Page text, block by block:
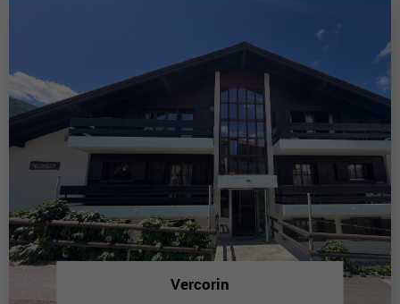
Vercorin